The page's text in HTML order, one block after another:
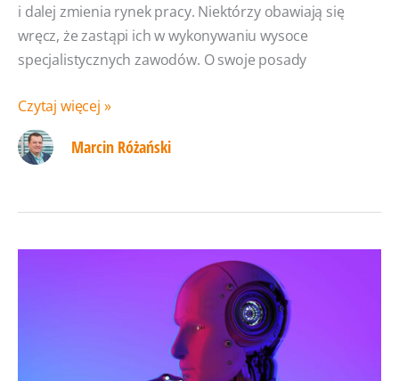
i dalej zmienia rynek pracy. Niektórzy obawiają się
wręcz, że zastąpi ich w wykonywaniu wysoce
specjalistycznych zawodów. O swoje posady
Czy sztuczna
inteligencja
zastąpi
Github
Czytaj więcej »
Marcin Różański